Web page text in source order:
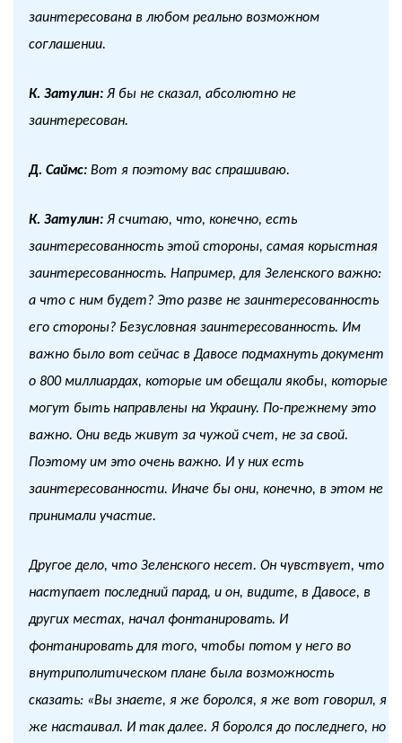
заинтересована в любом реально возможном
соглашении.
К. Затулин:Я бы не сказал, абсолютно не
заинтересован.
Д. Саймс:Вот я поэтому вас спрашиваю.
К. Затулин:Я считаю, что, конечно, есть
заинтересованность этой стороны, самая корыстная
заинтересованность. Например, для Зеленского важно:
а что с ним будет? Это разве не заинтересованность
его стороны? Безусловная заинтересованность. Им
важно было вот сейчас в Давосе подмахнуть документ
о 800 миллиардах, которые им обещали якобы, которые
могут быть направлены на Украину. По-прежнему это
важно. Они ведь живут за чужой счет, не за свой.
Поэтому им это очень важно. И у них есть
заинтересованности. Иначе бы они, конечно, в этом не
принимали участие.
Другое дело, что Зеленского несет. Он чувствует, что
наступает последний парад, и он, видите, в Давосе, в
других местах, начал фонтанировать. И
фонтанировать для того, чтобы потом у него во
внутриполитическом плане была возможность
сказать: «Вы знаете, я же боролся, я же вот говорил, я
же настаивал. И так далее. Я боролся до последнего, но